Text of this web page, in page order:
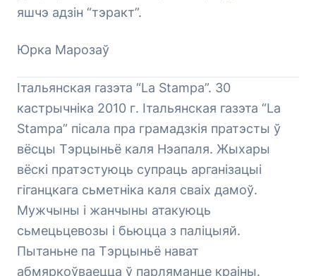
яшчэ адзін “тэракт”.
Юрка Марозаў
Італьянская газэта “La Stampa”. 30
кастрычніка 2010 г. Італьянская газэта “La
Stampa” пісала пра грамадзкія пратэсты ў
вёсцы Тэрцыньё каля Нэапаля. Жыхары
вёскі пратэстуюць супраць арганізацыі
гіганцкага сьметніка каля сваіх дамоў.
Мужчыны і жанчыны атакуюць
сьмецьцевозы і бьюцца з паліцыяй.
Пытаньне па Тэрцыньё нават
абмяркоўваецца ў парляманце краіны.